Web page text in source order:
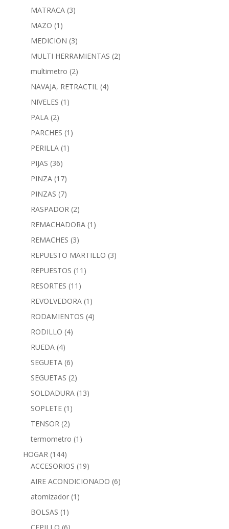
MATRACA (3)
MAZO (1)
MEDICION (3)
MULTI HERRAMIENTAS (2)
multimetro (2)
NAVAJA, RETRACTIL (4)
NIVELES (1)
PALA (2)
PARCHES (1)
PERILLA (1)
PIJAS (36)
PINZA (17)
PINZAS (7)
RASPADOR (2)
REMACHADORA (1)
REMACHES (3)
REPUESTO MARTILLO (3)
REPUESTOS (11)
RESORTES (11)
REVOLVEDORA (1)
RODAMIENTOS (4)
RODILLO (4)
RUEDA (4)
SEGUETA (6)
SEGUETAS (2)
SOLDADURA (13)
SOPLETE (1)
TENSOR (2)
termometro (1)
HOGAR (144)
ACCESORIOS (19)
AIRE ACONDICIONADO (6)
atomizador (1)
BOLSAS (1)
CEPILLO (6)